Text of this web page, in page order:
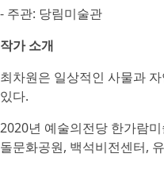
- 주관: 당림미술관
작가 소개
최차원은 일상적인 사물과
있다.
2020년 예술의전당 한가람
돌문화공원, 백석비전센터,